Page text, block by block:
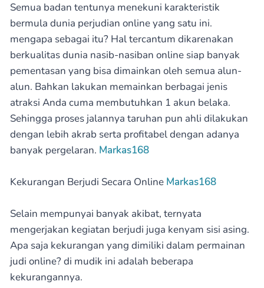
Semua badan tentunya menekuni karakteristik
bermula dunia perjudian online yang satu ini.
mengapa sebagai itu? Hal tercantum dikarenakan
berkualitas dunia nasib-nasiban online siap banyak
pementasan yang bisa dimainkan oleh semua alun-
alun. Bahkan lakukan memainkan berbagai jenis
atraksi Anda cuma membutuhkan 1 akun belaka.
Sehingga proses jalannya taruhan pun ahli dilakukan
dengan lebih akrab serta profitabel dengan adanya
banyak pergelaran. Markas168
Kekurangan Berjudi Secara Online Markas168
Selain mempunyai banyak akibat, ternyata
mengerjakan kegiatan berjudi juga kenyam sisi asing.
Apa saja kekurangan yang dimiliki dalam permainan
judi online? di mudik ini adalah beberapa
kekurangannya.